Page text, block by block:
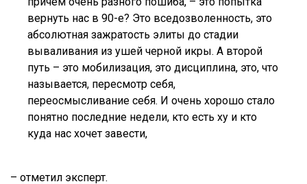
вернуть нас в 90-е? Это вседозволенность, это
абсолютная зажратость элиты до стадии
вываливания из ушей черной икры. А второй
путь – это мобилизация, это дисциплина, это, что
называется, пересмотр себя,
переосмысливание себя. И очень хорошо стало
понятно последние недели, кто есть ху и кто
куда нас хочет завести,
– отметил эксперт.